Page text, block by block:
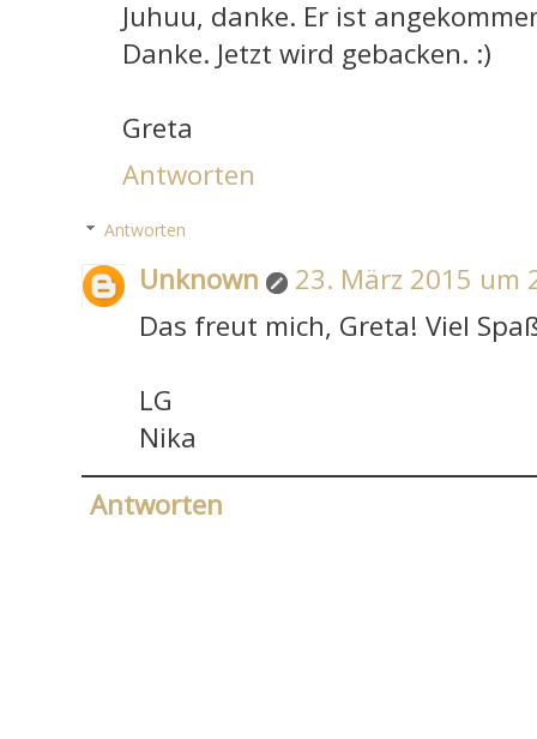
Juhuu, danke. Er ist
Danke. Jetzt wird gebacken. :)
Greta
Antworten
Antworten
Unknown
23. März 2015 um
Das freut mich, Greta! Viel
LG
Nika
Antworten